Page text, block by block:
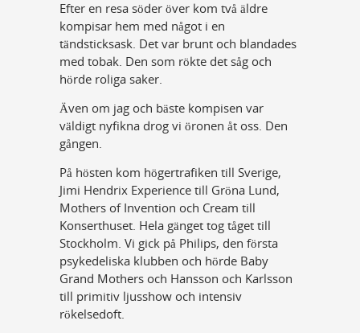
Efter en resa söder över kom två äldre
kompisar hem med något i en
tändsticksask. Det var brunt och blandades
med tobak. Den som rökte det såg och
hörde roliga saker.
Även om jag och bäste kompisen var
väldigt nyfikna drog vi öronen åt oss. Den
gången.
På hösten kom högertrafiken till Sverige,
Jimi Hendrix Experience till Gröna Lund,
Mothers of Invention och Cream till
Konserthuset. Hela gänget tog tåget till
Stockholm. Vi gick på Philips, den första
psykedeliska klubben och hörde Baby
Grand Mothers och Hansson och Karlsson
till primitiv ljusshow och intensiv
rökelsedoft.